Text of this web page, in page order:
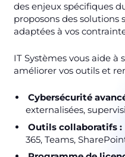
des enjeux spécifiques
proposons des solutions
adaptées à vos
IT Systèmes vous aide à
améliorer vos outils et
Cybersécurité
externalisées,
Outils collaboratifs :
365, Teams,